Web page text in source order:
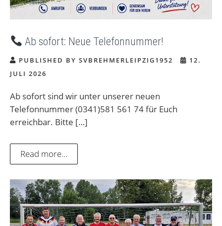
Ab sofort: Neue Telefonnummer!
PUBLISHED BY SVBREHMERLEIPZIG1952
12.
JULI 2026
Ab sofort sind wir unter unserer neuen
Telefonnummer (0341)581 561 74 für Euch
erreichbar. Bitte […]
Read more...